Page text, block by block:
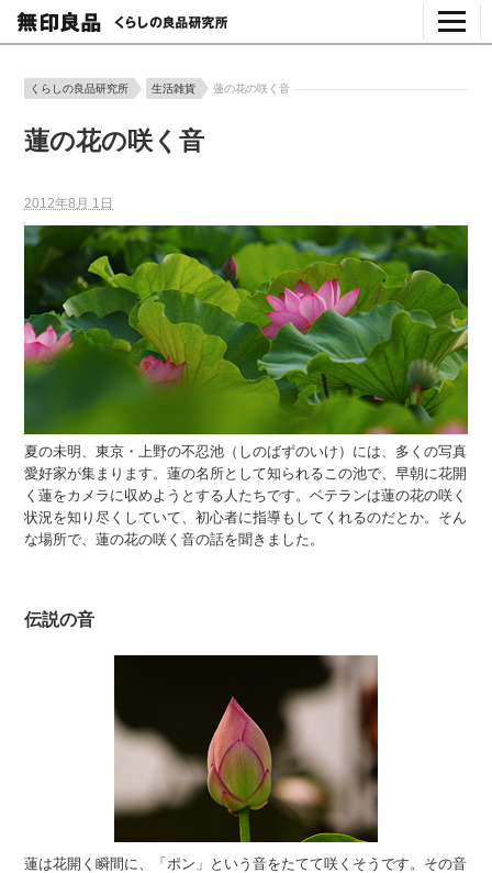
くらしの良品研究所 生活雑貨 蓮の花の咲く音
蓮の花の咲く音
2012年8月 1日
夏の未明、東京・上野の不忍池（しのばずのいけ）には、多くの写真
愛好家が集まります。蓮の名所として知られるこの池で、早朝に花開
く蓮をカメラに収めようとする人たちです。ベテランは蓮の花の咲く
状況を知り尽くしていて、初心者に指導もしてくれるのだとか。そん
な場所で、蓮の花の咲く音の話を聞きました。
伝説の音
蓮は花開く瞬間に、「ポン」という音をたてて咲くそうです。その音